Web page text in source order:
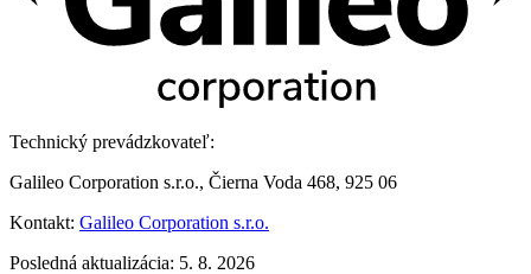
Technický prevádzkovateľ:
Galileo Corporation s.r.o., Čierna Voda 468, 925 06
Kontakt: Galileo Corporation s.r.o.
Posledná aktualizácia: 5. 8. 2026